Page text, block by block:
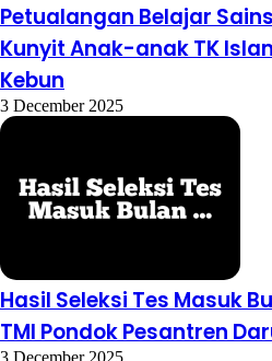
Petualangan Belajar
Kunyit Anak-anak TK
Kebun
3 December 2025
Hasil Seleksi Tes Masuk
TMI Pondok Pesantren
3 December 2025